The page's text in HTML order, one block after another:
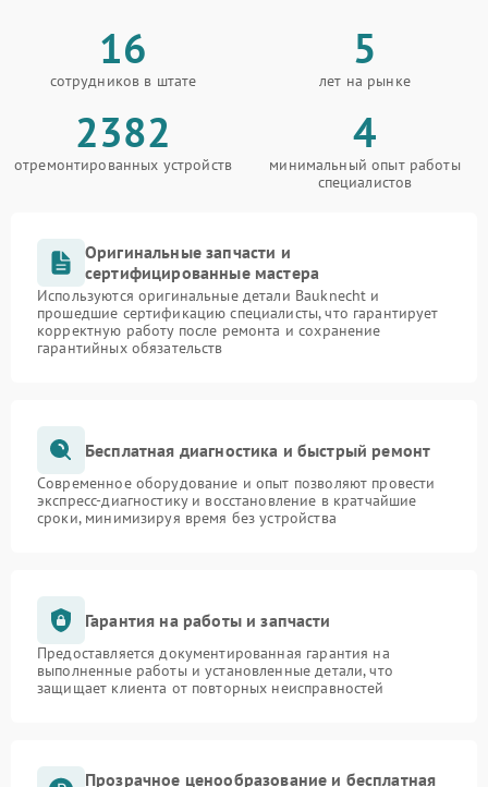
16
сотрудников в штате
5
лет на рынке
2382
отремонтированных устройств
4
минимальный опыт работы
специалистов
Оригинальные запчасти и
сертифицированные мастера
Используются оригинальные детали Bauknecht и
прошедшие сертификацию специалисты, что гарантирует
корректную работу после ремонта и сохранение
гарантийных обязательств
Бесплатная диагностика и быстрый ремонт
Современное оборудование и опыт позволяют провести
экспресс-диагностику и восстановление в кратчайшие
сроки, минимизируя время без устройства
Гарантия на работы и запчасти
Предоставляется документированная гарантия на
выполненные работы и установленные детали, что
защищает клиента от повторных неисправностей
Прозрачное ценообразование и бесплатная